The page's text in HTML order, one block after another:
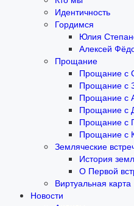
Идентичность
Гордимся
Юлия
Алексей
Прощание
Прощание с
Прощание с
Прощание с
Прощание с
Прощание с
Прощание с
Земляческие
История
О Первой
Виртуальная карта
Новости